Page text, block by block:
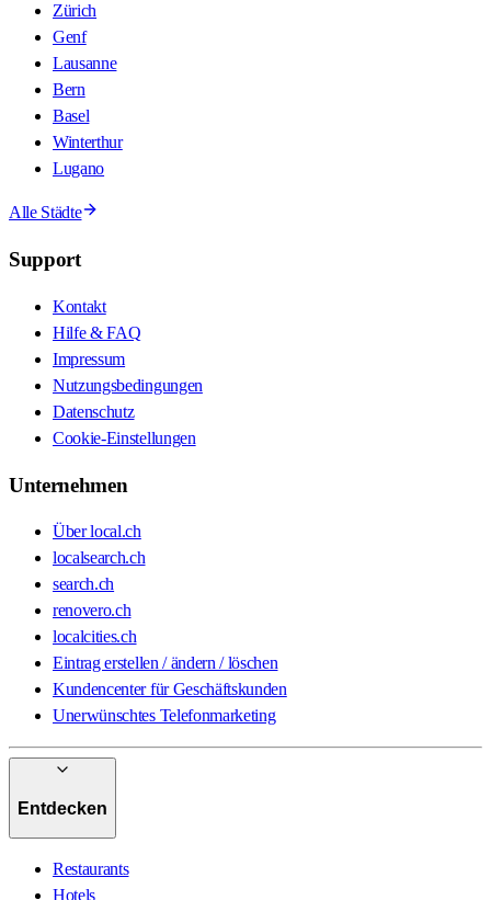
Zürich
Genf
Lausanne
Bern
Basel
Winterthur
Lugano
Alle Städte
Support
Kontakt
Hilfe & FAQ
Impressum
Nutzungsbedingungen
Datenschutz
Cookie-Einstellungen
Unternehmen
Über local.ch
localsearch.ch
search.ch
renovero.ch
localcities.ch
Eintrag erstellen / ändern / löschen
Kundencenter für Geschäftskunden
Unerwünschtes Telefonmarketing
Entdecken
Restaurants
Hotels